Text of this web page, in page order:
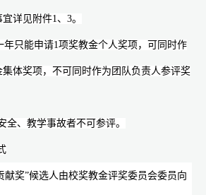
宜详见附件1 、 3。
年只能申请1 项奖教金个人奖项，可同时作
体奖项，不可同时作为团队负责人参评奖
全、教学事故者不可参评。
献奖”候选人由校奖教金评奖委员会委员向